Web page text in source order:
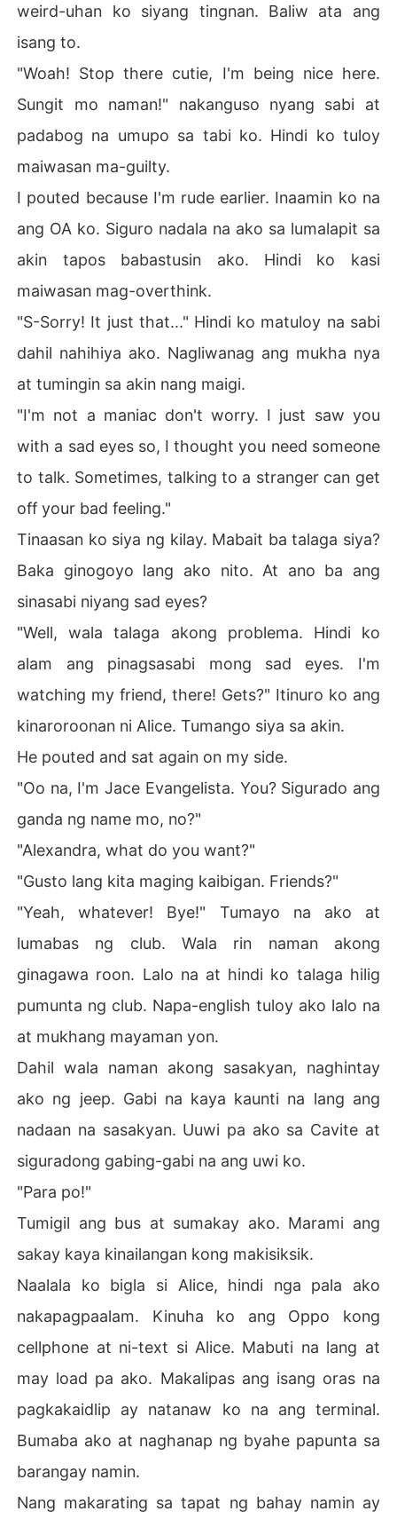
weird-uhan ko siyang tingnan. Baliw ata ang
isang to.
"Woah! Stop there cutie, I'm being nice here.
Sungit mo naman!" nakanguso nyang sabi at
padabog na umupo sa tabi ko. Hindi ko tuloy
maiwasan ma-guilty.
I pouted because I'm rude earlier. Inaamin ko na
ang OA ko. Siguro nadala na ako sa lumalapit sa
akin tapos babastusin ako. Hindi ko kasi
maiwasan mag-overthink.
"S-Sorry! It just that..." Hindi ko matuloy na sabi
dahil nahihiya ako. Nagliwanag ang mukha nya
at tumingin sa akin nang maigi.
"I'm not a maniac don't worry. I just saw you
with a sad eyes so, I thought you need someone
to talk. Sometimes, talking to a stranger can get
off your bad feeling."
Tinaasan ko siya ng kilay. Mabait ba talaga siya?
Baka ginogoyo lang ako nito. At ano ba ang
sinasabi niyang sad eyes?
"Well, wala talaga akong problema. Hindi ko
alam ang pinagsasabi mong sad eyes. I'm
watching my friend, there! Gets?" Itinuro ko ang
kinaroroonan ni Alice. Tumango siya sa akin.
He pouted and sat again on my side.
"Oo na, I'm Jace Evangelista. You? Sigurado ang
ganda ng name mo, no?"
"Alexandra, what do you want?"
"Gusto lang kita maging kaibigan. Friends?"
"Yeah, whatever! Bye!" Tumayo na ako at
lumabas ng club. Wala rin naman akong
ginagawa roon. Lalo na at hindi ko talaga hilig
pumunta ng club. Napa-english tuloy ako lalo na
at mukhang mayaman yon.
Dahil wala naman akong sasakyan, naghintay
ako ng jeep. Gabi na kaya kaunti na lang ang
nadaan na sasakyan. Uuwi pa ako sa Cavite at
siguradong gabing-gabi na ang uwi ko.
"Para po!"
Tumigil ang bus at sumakay ako. Marami ang
sakay kaya kinailangan kong makisiksik.
Naalala ko bigla si Alice, hindi nga pala ako
nakapagpaalam. Kinuha ko ang Oppo kong
cellphone at ni-text si Alice. Mabuti na lang at
may load pa ako. Makalipas ang isang oras na
pagkakaidlip ay natanaw ko na ang terminal.
Bumaba ako at naghanap ng byahe papunta sa
barangay namin.
Nang makarating sa tapat ng bahay namin ay